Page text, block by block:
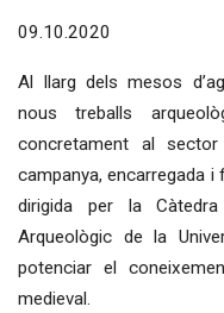
09.10.2020
Al llarg dels mesos
nous treballs
concretament al
campanya, encarregada i
dirigida per la
Arqueològic de la
potenciar el
medieval.